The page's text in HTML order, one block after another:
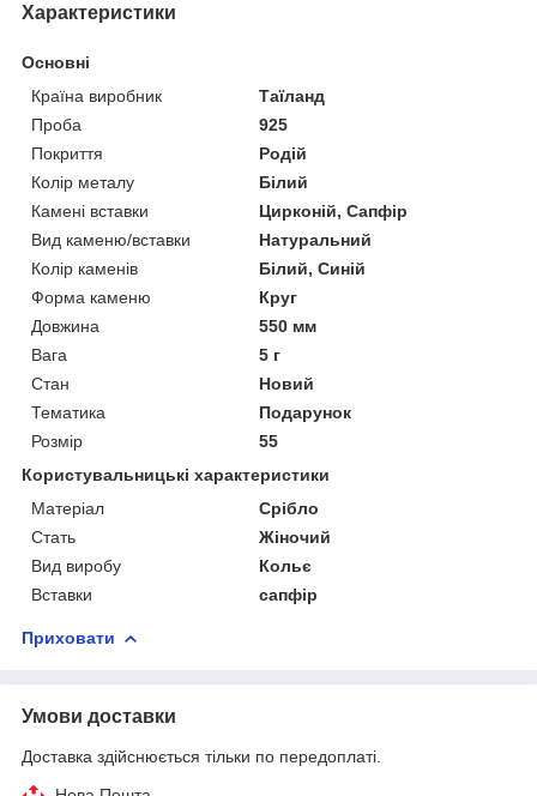
Характеристики
Основні
Країна виробник
Таїланд
Проба
925
Покриття
Родій
Колір металу
Білий
Камені вставки
Цирконій, Сапфір
Вид каменю/вставки
Натуральний
Колір каменів
Білий, Синій
Форма каменю
Круг
Довжина
550 мм
Вага
5 г
Стан
Новий
Тематика
Подарунок
Розмір
55
Користувальницькі характеристики
Матеріал
Срібло
Стать
Жіночий
Вид виробу
Кольє
Вставки
сапфір
Приховати
Умови доставки
Доставка здійснюється тільки по передоплаті.